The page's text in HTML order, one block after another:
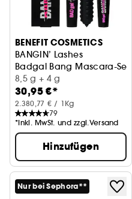
BENEFIT COSMETICS
BANGIN’ Lashes
Badgal Bang Mascara-
8,5 g + 4 g
30,95 €*
2.380,77 € / 1Kg
79
*Inkl. MwSt. und zzgl.Versand
Hinzufügen
Nur bei Sephora**